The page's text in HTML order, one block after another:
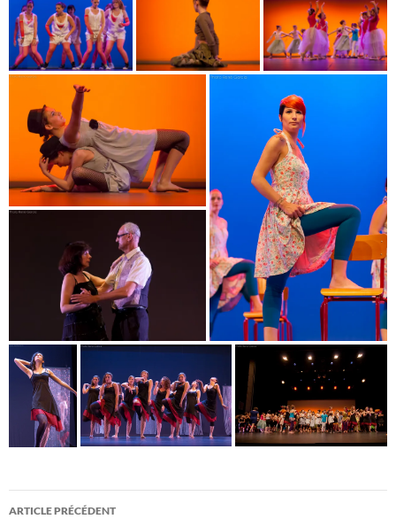
Navigation
ARTICLE PRÉCÉDENT